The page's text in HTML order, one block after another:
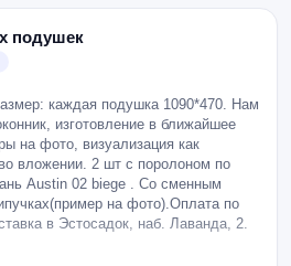
подушек
каждая подушка 1090*470. Нам
изготовление в ближайшее
на фото, визуализация как
вложении. 2 шт с поролоном по
Austin 02 biege . Со сменным
на фото).Оплата по
в Эстосадок, наб. Лаванда, 2.